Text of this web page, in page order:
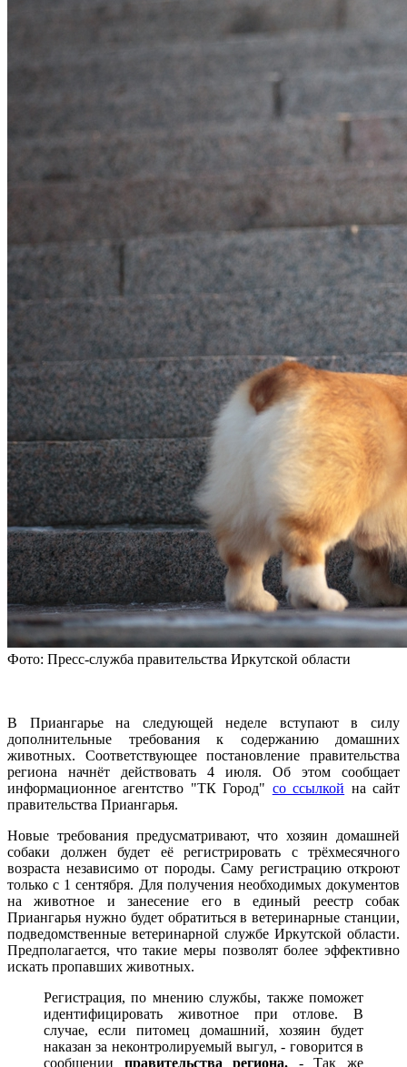
Фото: Пресс-служба правительства Иркутской области
В Приангарье на следующей неделе вступают в силу
дополнительные требования к содержанию домашних
животных. Соответствующее постановление правительства
региона начнёт действовать 4 июля. Об этом сообщает
информационное агентство "ТК Город" со ссылкой на сайт
правительства Приангарья.
Новые требования предусматривают, что хозяин домашней
собаки должен будет её регистрировать с трёхмесячного
возраста независимо от породы. Саму регистрацию откроют
только с 1 сентября. Для получения необходимых документов
на животное и занесение его в единый реестр собак
Приангарья нужно будет обратиться в ветеринарные станции,
подведомственные ветеринарной службе Иркутской области.
Предполагается, что такие меры позволят более эффективно
искать пропавших животных.
Регистрация, по мнению службы, также поможет
идентифицировать животное при отлове. В
случае, если питомец домашний, хозяин будет
наказан за неконтролируемый выгул, - говорится в
сообщении правительства региона. - Так же